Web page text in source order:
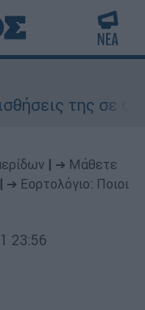
της σε
➔ Μάθετε
➔ Εορτολόγιο: Ποιοι
23:56